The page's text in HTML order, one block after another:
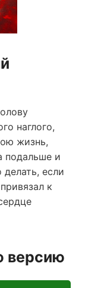
наглого,
жизнь,
подальше и
если
к
версию